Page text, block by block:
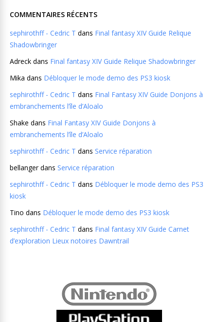
COMMENTAIRES RÉCENTS
sephirothff - Cedric T dans Final fantasy XIV Guide Relique
Shadowbringer
Adreck dans Final fantasy XIV Guide Relique Shadowbringer
Mika dans Débloquer le mode demo des PS3 kiosk
sephirothff - Cedric T dans Final Fantasy XIV Guide Donjons à
embranchements l’île d’Aloalo
Shake dans Final Fantasy XIV Guide Donjons à
embranchements l’île d’Aloalo
sephirothff - Cedric T dans Service réparation
bellangerdans Service réparation
sephirothff - Cedric T dans Débloquer le mode demo des PS3
kiosk
Tino dans Débloquer le mode demo des PS3 kiosk
sephirothff - Cedric T dans Final fantasy XIV Guide Carnet
d’exploration Lieux notoires Dawntrail